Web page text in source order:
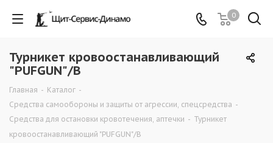
0
Турникет кровоостанавливающий
"PUFGUN"/B
Главная - Каталог -
Средства самообороны и защиты от агрессии, спецсредства -
Средства для остановки кровотечения, аптечки - Турникет
кровоостанавливающий "PUFGUN"/B